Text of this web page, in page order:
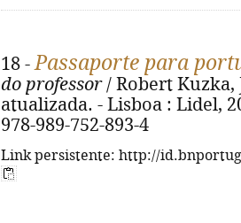
18 -Passaporte para
do professor/ Robert Kuzka,
atualizada. - Lisboa : Lidel,
978-989-752-893-4
Link persistente: http://